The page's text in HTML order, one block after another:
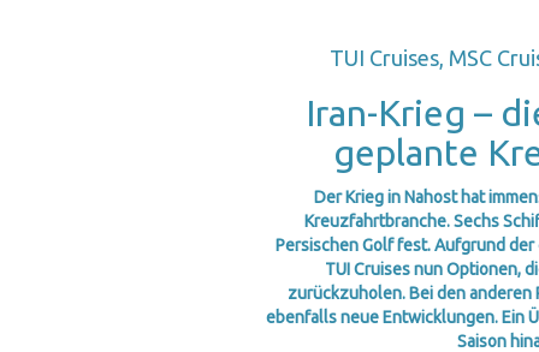
TUI Cruises, MSC
Iran-Krieg –
geplante
Der Krieg in Nahost hat
Kreuzfahrtbranche. Sechs
Persischen Golf fest. Aufgrund
TUI Cruises nun Optionen,
zurückzuholen. Bei den
ebenfalls neue Entwicklungen. Ein
Saison